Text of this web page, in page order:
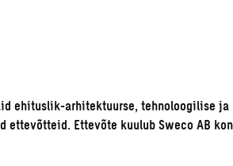
ehituslik-arhitektuurse, tehnoloogilise ja
ettevõtteid. Ettevõte kuulub Sweco AB